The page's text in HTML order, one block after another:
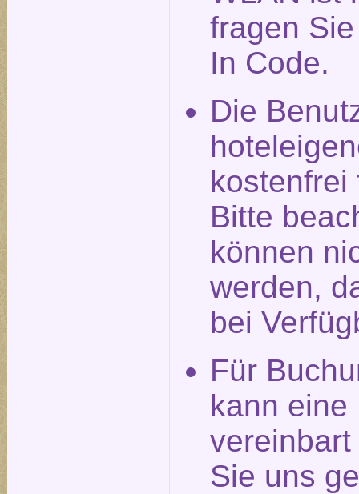
fragen
In Code.
Die
kostenfrei
Bitte
können
werden,
bei
Für
kann eine
Sie uns